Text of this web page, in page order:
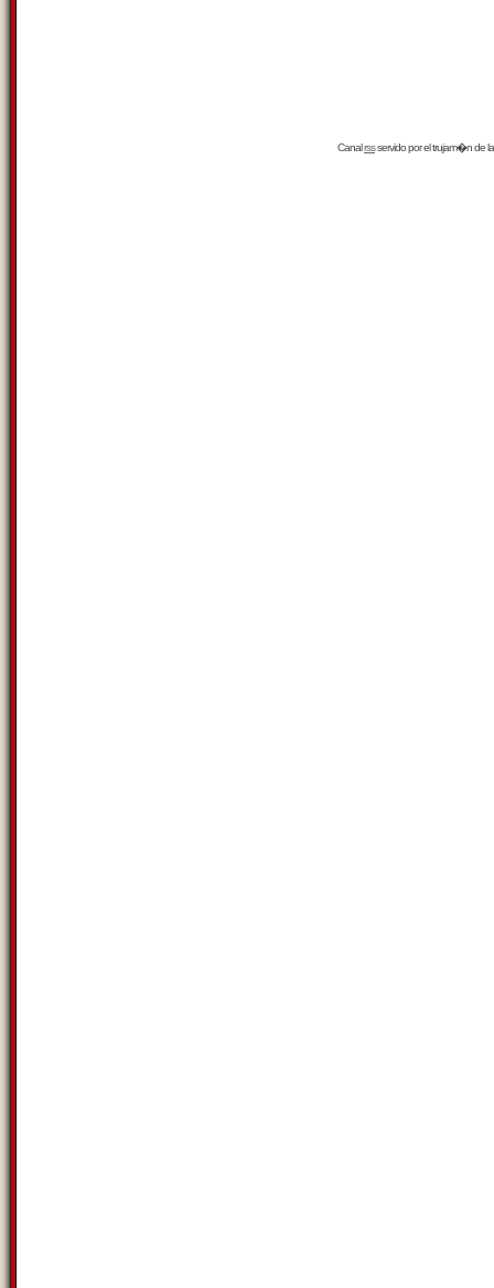
Canalrssservido por eltrujam�nde